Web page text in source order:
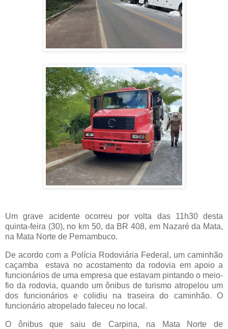
Um grave acidente ocorreu por volta das 11h30 desta
quinta-feira (30), no km 50, da BR 408, em Nazaré da Mata,
na Mata Norte de Pernambuco.
De acordo com a Polícia Rodoviária Federal, um caminhão
caçamba
estava no acostamento da rodovia em apoio a
funcionários de uma empresa que estavam pintando o meio-
fio da rodovia, quando um ônibus de turismo atropelou um
dos funcionários e colidiu na traseira do caminhão. O
funcionário atropelado faleceu no local.
O ônibus que saiu de Carpina, na Mata Norte de